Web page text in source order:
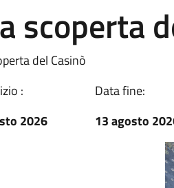
scoperta
del Casinò
:
2026
Data fine:
13 agosto